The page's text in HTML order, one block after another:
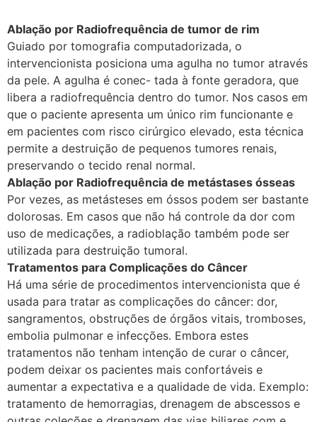
Ablação por Radiofrequência de tumor de rim
Guiado por tomografia computadorizada, o
intervencionista posiciona uma agulha no tumor através
da pele. A agulha é conec- tada à fonte geradora, que
libera a radiofrequência dentro do tumor. Nos casos em
que o paciente apresenta um único rim funcionante e
em pacientes com risco cirúrgico elevado, esta técnica
permite a destruição de pequenos tumores renais,
preservando o tecido renal normal.
Ablação por Radiofrequência de metástases ósseas
Por vezes, as metásteses em óssos podem ser bastante
dolorosas. Em casos que não há controle da dor com
uso de medicações, a radioblação também pode ser
utilizada para destruição tumoral.
Tratamentos para Complicações do Câncer
Há uma série de procedimentos intervencionista que é
usada para tratar as complicações do câncer: dor,
sangramentos, obstruções de órgãos vitais, tromboses,
embolia pulmonar e infecções. Embora estes
tratamentos não tenham intenção de curar o câncer,
podem deixar os pacientes mais confortáveis e
aumentar a expectativa e a qualidade de vida. Exemplo:
tratamento de hemorragias, drenagem de abscessos e